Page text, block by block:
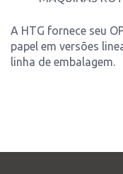
A HTG fornece seu
papel em versões
linha de embalagem.